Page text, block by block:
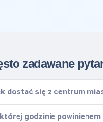
zadawane
dostać się z centrum
godzinie